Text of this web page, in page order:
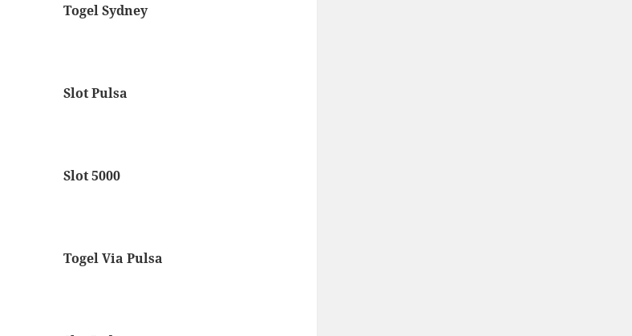
Togel Sydney
Slot Pulsa
Slot 5000
Togel Via Pulsa